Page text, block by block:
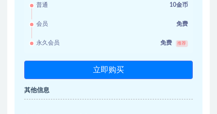
普通 10金币
会员 免费
永久会员 免费 推荐
立即购买
其他信息